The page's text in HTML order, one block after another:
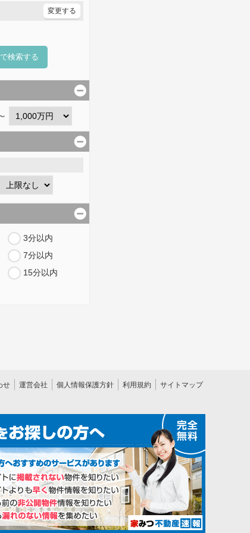
変更する
検索する
3分以内
7分以内
15分以内
せ 運営会社 個人情報保護方針 利用規約 サイトマップ